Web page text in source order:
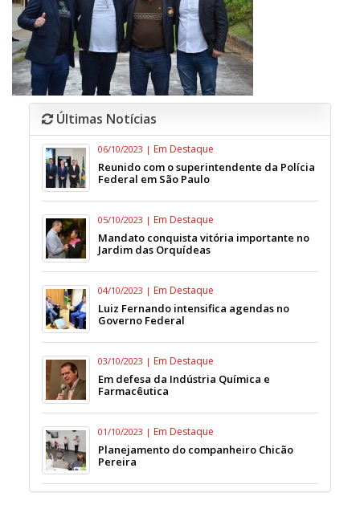
Últimas Notícias
06/10/2023 | Em Destaque
Reunido com o superintendente da Polícia
Federal em São Paulo
05/10/2023 | Em Destaque
Mandato conquista vitória importante no
Jardim das Orquídeas
04/10/2023 | Em Destaque
Luiz Fernando intensifica agendas no
Governo Federal
03/10/2023 | Em Destaque
Em defesa da Indústria Química e
Farmacêutica
01/10/2023 | Em Destaque
Planejamento do companheiro Chicão
Pereira